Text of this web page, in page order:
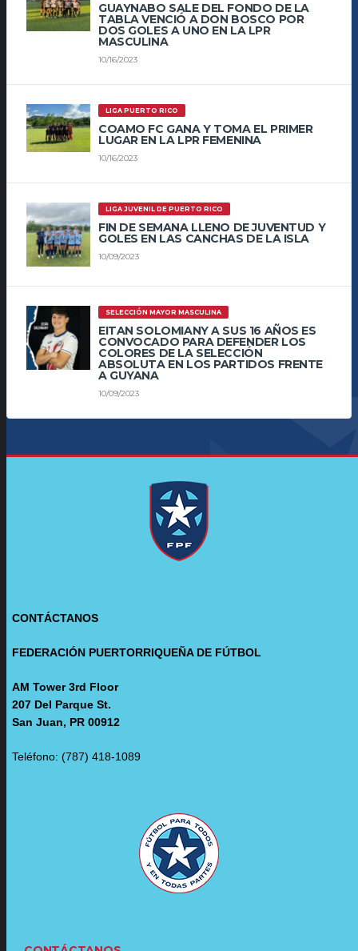
GUAYNABO SALE DEL FONDO DE LA
TABLA VENCIÓ A DON BOSCO POR
DOS GOLES A UNO EN LA LPR
MASCULINA
10/16/2023
LIGA PUERTO RICO
COAMO FC GANA Y TOMA EL PRIMER
LUGAR EN LA LPR FEMENINA
10/16/2023
LIGA JUVENIL DE PUERTO RICO
FIN DE SEMANA LLENO DE JUVENTUD Y
GOLES EN LAS CANCHAS DE LA ISLA
10/09/2023
SELECCIÓN MAYOR MASCULINA
EITAN SOLOMIANY A SUS 16 AÑOS ES
CONVOCADO PARA DEFENDER LOS
COLORES DE LA SELECCIÓN
ABSOLUTA EN LOS PARTIDOS FRENTE
A GUYANA
10/09/2023
CONTÁCTANOS
FEDERACIÓN PUERTORRIQUEÑA DE FÚTBOL
AM Tower 3rd Floor
207 Del Parque St.
San Juan, PR 00912
Teléfono: (787) 418-1089